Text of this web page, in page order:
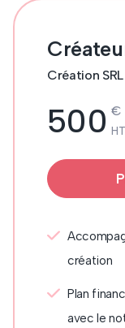
Création
500 €
HT
création
Plan
avec le